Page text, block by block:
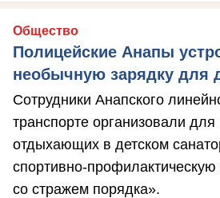
Общество
Полицейские Анапы
необычную зарядку для
Сотрудники Анапского
транспорте организовали
отдыхающих в детском
спортивно-
со стражем порядка».